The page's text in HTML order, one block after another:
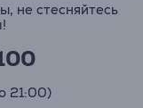
не стесняйтесь
21:00)